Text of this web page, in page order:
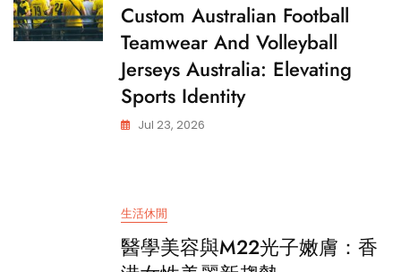
Custom Australian Football
Teamwear And Volleyball
Jerseys Australia: Elevating
Sports Identity
Jul 23, 2026
生活休閒
醫學美容與M22光子嫩膚：香